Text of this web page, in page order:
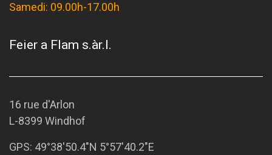
Samedi: 09.00h-17.00h
Feier a Flam s.àr.l.
16 rue d'Arlon
L-8399 Windhof
GPS: 49°38'50.4"N 5°57'40.2"E